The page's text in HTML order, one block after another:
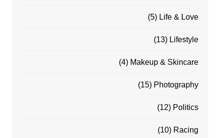
Life & Love
(5)
Lifestyle
(13)
Makeup & Skincare
(4)
Photography
(15)
Politics
(12)
Racing
(10)